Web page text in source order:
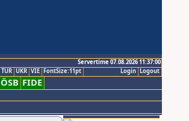
Servertime 07.08.2026 11:37:00
Logout
Login
TUR UKR VIE FontSize:11pt
ÖSB FIDE